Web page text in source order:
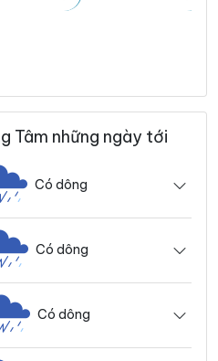
Tâm những ngày tới
Có dông
Có dông
Có dông